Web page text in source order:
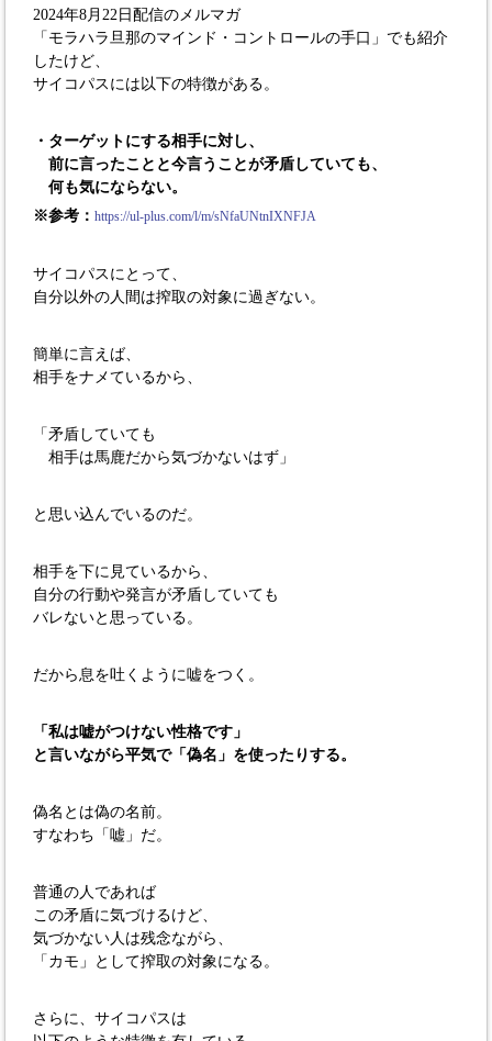
2024年8月22日配信のメルマガ
「モラハラ旦那のマインド・コントロールの手口」でも紹介
したけど、
サイコパスには以下の特徴がある。
・ターゲットにする相手に対し、
前に言ったことと今言うことが矛盾していても、
何も気にならない。
※参考：https://ul-plus.com/l/m/sNfaUNtnIXNFJA
サイコパスにとって、
自分以外の人間は搾取の対象に過ぎない。
簡単に言えば、
相手をナメているから、
「矛盾していても
相手は馬鹿だから気づかないはず」
と思い込んでいるのだ。
相手を下に見ているから、
自分の行動や発言が矛盾していても
バレないと思っている。
だから息を吐くように嘘をつく。
「私は嘘がつけない性格です」
と言いながら平気で「偽名」を使ったりする。
偽名とは偽の名前。
すなわち「嘘」だ。
普通の人であれば
この矛盾に気づけるけど、
気づかない人は残念ながら、
「カモ」として搾取の対象になる。
さらに、サイコパスは